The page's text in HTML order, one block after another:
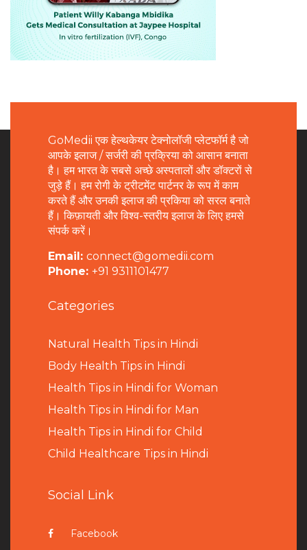
GoMedii एक हेल्थकेयर टेक्नोलॉजी प्लेटफॉर्म है जो
आपके इलाज / सर्जरी की प्रक्रिया को आसान बनाता
है। हम भारत के सबसे अच्छे अस्पतालों और डॉक्टरों से
जुड़े हैं। हम रोगी के ट्रीटमेंट पार्टनर के रूप में काम
करते हैं और उनकी इलाज की प्रकिया को सरल बनाते
हैं। किफ़ायती और विश्व-स्तरीय इलाज के लिए हमसे
संपर्क करें।
Email: connect@gomedii.com
Phone: +91 9311101477
Categories
Natural Health Tips in Hindi
Body Health Tips in Hindi
Health Tips in Hindi for Woman
Health Tips in Hindi for Man
Health Tips in Hindi for Child
Child Healthcare Tips in Hindi
Social Link
Facebook